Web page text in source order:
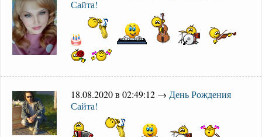
Сайта!
18.08.2020 в 02:49:12 → День Рождения
Сайта!